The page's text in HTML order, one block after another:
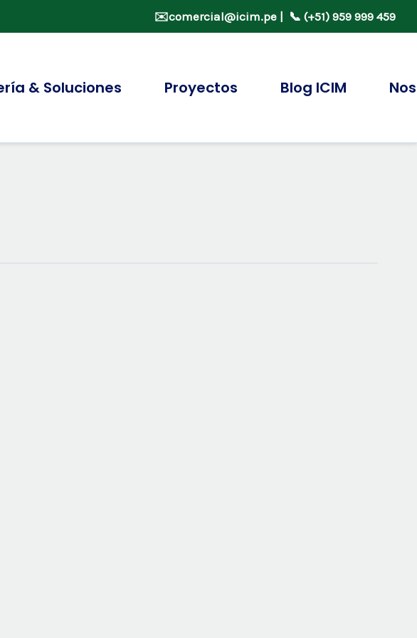
✉️comercial@icim.pe | 📞 (+51) 959 999 459
& Soluciones Proyectos Blog ICIM